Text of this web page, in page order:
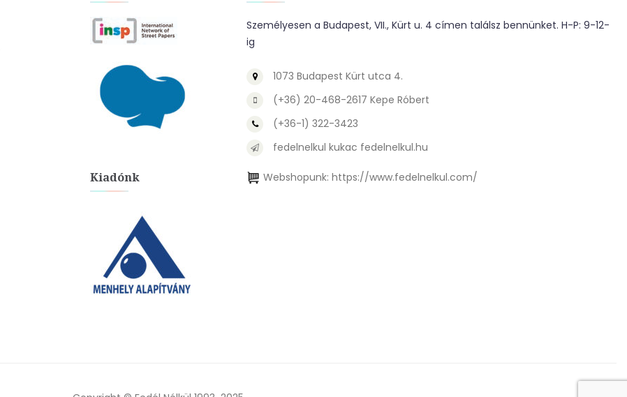
Kiadónk
Személyesen a Budapest, VII., Kürt u. 4 címen találsz bennünket. H-P: 9-12-
ig
1073 Budapest Kürt utca 4.
(+36) 20-468-2617 Kepe Róbert
(+36-1) 322-3423
fedelnelkul kukac fedelnelkul.hu
Webshopunk: https://www.fedelnelkul.com/